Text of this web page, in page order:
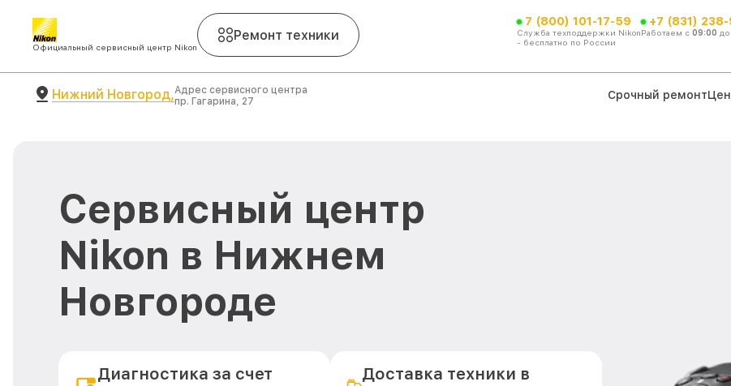
Официальный сервисный центр Nikon
Ремонт техники
7 (800) 101-17-59
Служба техподдержки Nikon
- бесплатно по России
+7 (831)
Работаем с 09:00 до
Нижний Новгород,Адрес сервисного центра
пр. Гагарина, 27
Срочный ремонт
Сервисный центр
Nikon в Нижнем
Новгороде
Диагностика за счет
Доставка техники в